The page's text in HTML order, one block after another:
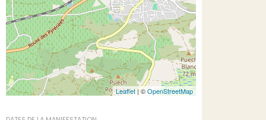
Leaflet| ©OpenStreetMap